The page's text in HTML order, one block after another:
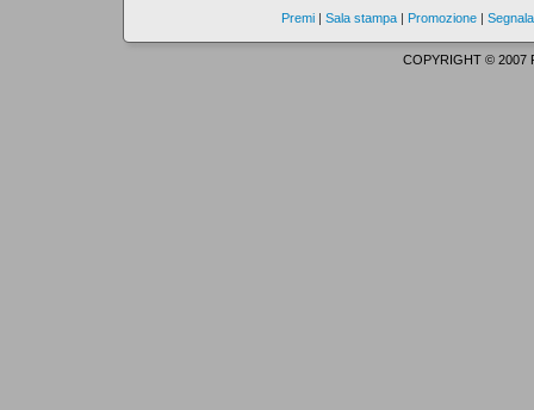
Premi | Sala stampa | Promozione |
COPYRIGHT © 2007